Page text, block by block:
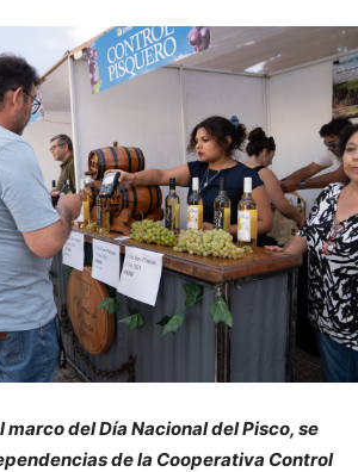
marco del Día Nacional del Pisco, se
de la Cooperativa Control